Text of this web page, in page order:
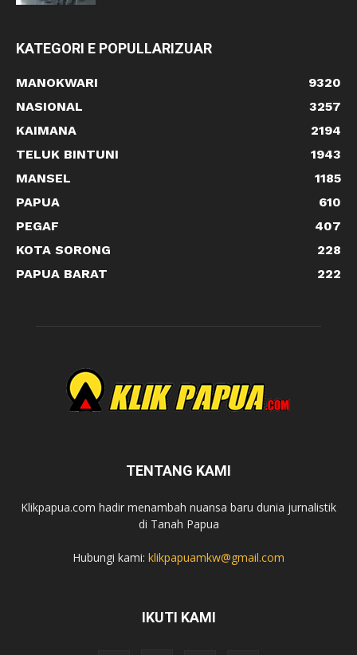
KATEGORI E POPULLARIZUAR
MANOKWARI
9320
NASIONAL
3257
KAIMANA
2194
TELUK BINTUNI
1943
MANSEL
1185
PAPUA
610
PEGAF
407
KOTA SORONG
228
PAPUA BARAT
222
TENTANG KAMI
Klikpapua.com hadir menambah nuansa baru dunia jurnalistik
di Tanah Papua
Hubungi kami: klikpapuamkw@gmail.com
IKUTI KAMI